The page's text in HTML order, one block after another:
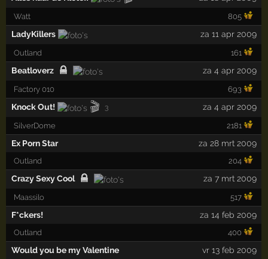
Watt 805
LadyKillers za 11 apr 2009
Outland 161
Beatloverz za 4 apr 2009
Factory 010 693
Knock Out! 🎬 3 za 4 apr 2009
SilverDome 2181
Ex Porn Star za 28 mrt 2009
Outland 204
Crazy Sexy Cool za 7 mrt 2009
Maassilo 517
F*ckers! za 14 feb 2009
Outland 400
Would you be my Valentine vr 13 feb 2009